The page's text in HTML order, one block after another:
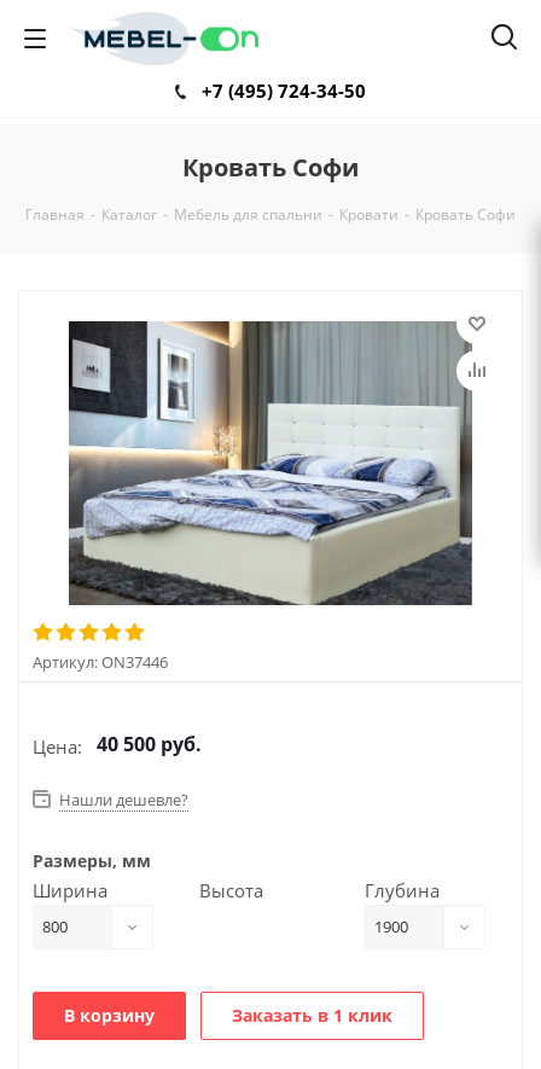
+7 (495) 724-34-50
Кровать Софи
Главная - Каталог - Мебель для спальни - Кровати - Кровать Софи
Артикул:ON37446
Цена: 40 500 руб.
Нашли дешевле?
Размеры, мм
Ширина
800
Высота Глубина
1900
В корзину Заказать в 1 клик